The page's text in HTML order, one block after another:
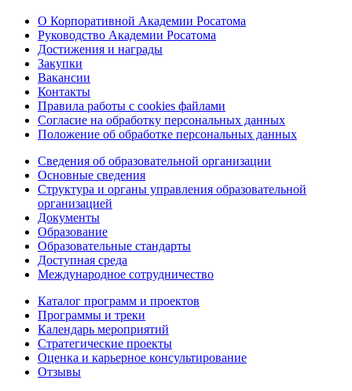
О Корпоративной Академии Росатома
Руководство Академии Росатома
Достижения и награды
Закупки
Вакансии
Контакты
Правила работы с cookies файлами
Согласие на обработку персональных данных
Положение об обработке персональных данных
Сведения об образовательной организации
Основные сведения
Структура и органы управления образовательной
организацией
Документы
Образование
Образовательные стандарты
Доступная среда
Международное сотрудничество
Каталог программ и проектов
Программы и треки
Календарь мероприятий
Стратегические проекты
Оценка и карьерное консультирование
Отзывы